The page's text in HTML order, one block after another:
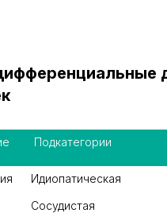
Подкатегории
Идиопатическая
Сосудистая